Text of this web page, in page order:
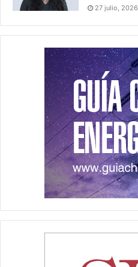
27 julio, 2026